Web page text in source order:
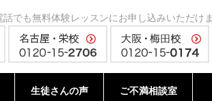
話でも無料体験レッスンにお申し込みいただけ
生徒さんの声 ご不満相談室